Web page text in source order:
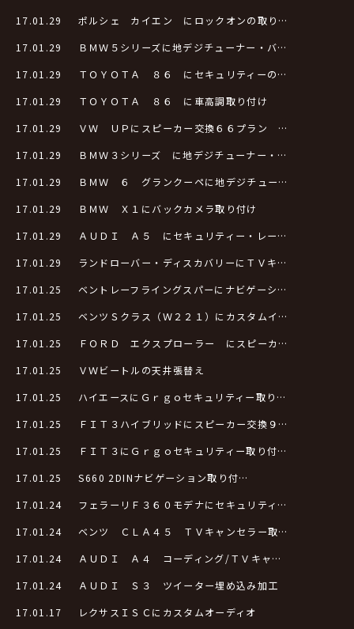
17.01.29
ポルシェ カイエン にロックオンの取り…
17.01.29
ＢＭＷ５シリーズに地デジチューナー・バ…
17.01.29
ＴＯＹＯＴＡ ８６ にセキュリティーの…
17.01.29
ＴＯＹＯＴＡ ８６ に車高調取り付け
17.01.29
ＶＷ ＵＰにスピーカー交換６６プラン …
17.01.29
ＢＭＷ３シリーズ に地デジチューナー・…
17.01.29
ＢＭＷ ６ グランクーペに地デジチュー…
17.01.29
ＢＭＷ Ｘ１にバックカメラ取り付け
17.01.29
ＡＵＤＩ Ａ５ にセキュリティー・レー…
17.01.29
ランドローバー・ディスカバリーにＴＶキ…
17.01.25
ベントレーフライングスパーにナビゲーシ…
17.01.25
ベンツＳクラス（Ｗ２２１）にカスタムイ…
17.01.25
ＦＯＲＤ エクスプローラー にスピーカ…
17.01.25
ＶＷビートルの天井張替え
17.01.25
ハイエースにＧｒｇｏセキュリティー取り…
17.01.25
ＦＩＴ３ハイブリッドにスピーカー交換９…
17.01.25
ＦＩＴ３にＧｒｇｏセキュリティー取り付…
17.01.25
S660 2DINナビゲーション取り付…
17.01.24
フェラーリＦ３６０モデナにセキュリティ…
17.01.24
ベンツ ＣＬＡ４５ ＴＶキャンセラー取…
17.01.24
ＡＵＤＩ Ａ４ コーディング/ＴＶキャ…
17.01.24
ＡＵＤＩ Ｓ３ ツイーター埋め込み加工
17.01.17
レクサスＩＳＣにカスタムオーディオ